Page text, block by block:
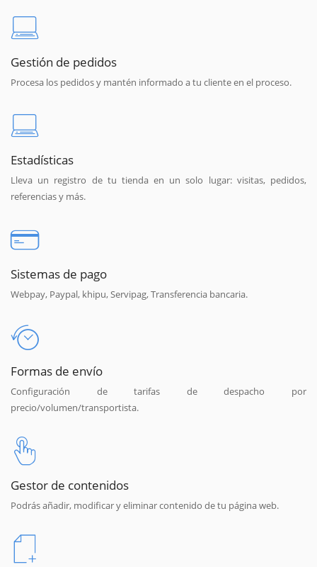
Gestión de pedidos
Procesa los pedidos y mantén informado a tu cliente en el proceso.
Estadísticas
Lleva un registro de tu tienda en un solo lugar: visitas, pedidos,
referencias y más.
Sistemas de pago
Webpay, Paypal, khipu, Servipag, Transferencia bancaria.
Formas de envío
Configuración de tarifas de despacho por
precio/volumen/transportista.
Gestor de contenidos
Podrás añadir, modificar y eliminar contenido de tu página web.